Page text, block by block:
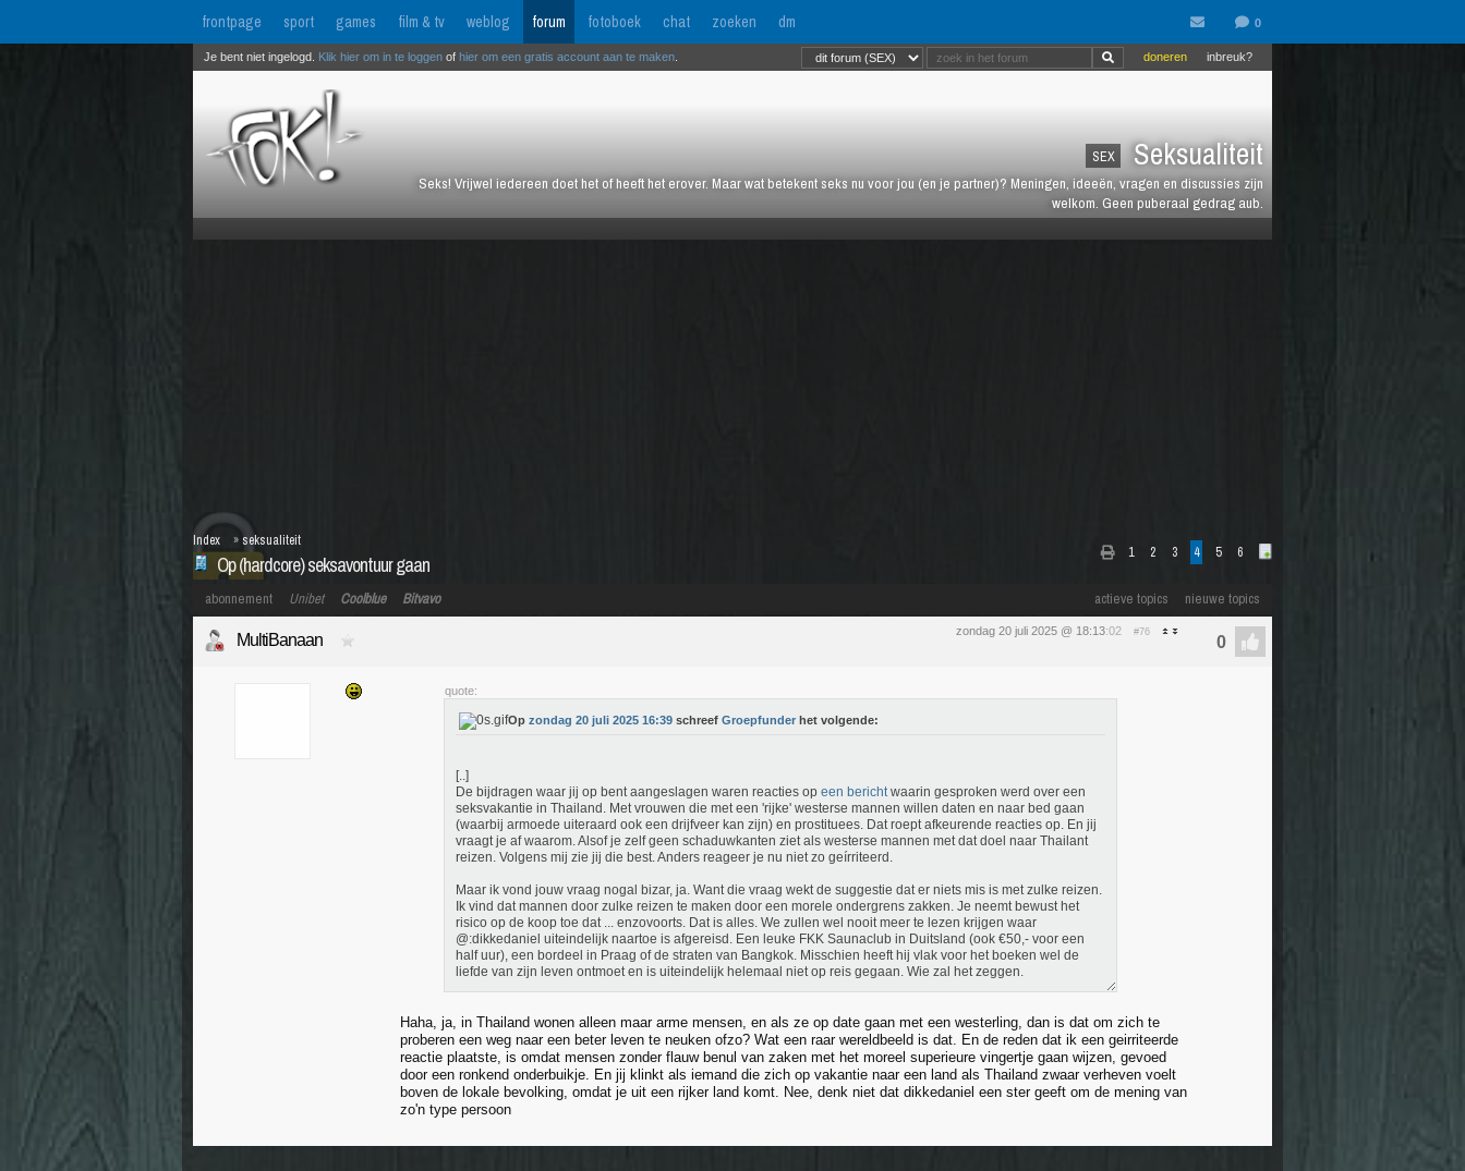
frontpage sport games film & tv weblog forum fotoboek chat zoeken dm
SEX Seksualiteit
Seks! Vrijwel iedereen doet het of heeft het erover. Maar wat betekent seks nu voor jou (en je partner)? Meningen, ideeën, vragen en discussies zijn
welkom. Geen puberaal gedrag aub.
inbreuk?
doneren
Je bent niet ingelogd. Klik hier om in te loggen of hier om een gratis account aan te maken
1 2 3 4 5 6
Op (hardcore) seksavontuur gaan
Index » seksualiteit
actieve topics nieuwe topics
abonnement Unibet Coolblue Bitvavo
zondag 20 juli 2025 @ 18:13:02 #76
MultiBanaan
quote:
Op zondag 20 juli 2025 16:39 schreef Groepfunder het volgende:
[..]
De bijdragen waar jij op bent aangeslagen waren reacties op een berichtwaarin gesproken werd over een
seksvakantie in Thailand. Met vrouwen die met een 'rijke' westerse mannen willen daten en naar bed gaan
(waarbij armoede uiteraard ook een drijfveer kan zijn) en prostituees. Dat roept afkeurende reacties op. En jij
vraagt je af waarom. Alsof je zelf geen schaduwkanten ziet als westerse mannen met dat doel naar Thailant
reizen. Volgens mij zie jij die best. Anders reageer je nu niet zo geírriteerd.
Maar ik vond jouw vraag nogal bizar, ja. Want die vraag wekt de suggestie dat er niets mis is met zulke reizen.
Ik vind dat mannen door zulke reizen te maken door een morele ondergrens zakken. Je neemt bewust het
risico op de koop toe dat ... enzovoorts. Dat is alles. We zullen wel nooit meer te lezen krijgen waar
@:dikkedaniel uiteindelijk naartoe is afgereisd. Een leuke FKK Saunaclub in Duitsland (ook €50,- voor een
half uur), een bordeel in Praag of de straten van Bangkok. Misschien heeft hij vlak voor het boeken wel de
liefde van zijn leven ontmoet en is uiteindelijk helemaal niet op reis gegaan. Wie zal het zeggen.
Haha, ja, in Thailand wonen alleen maar arme mensen, en als ze op date gaan met een westerling, dan is dat om zich te
proberen een weg naar een beter leven te neuken ofzo? Wat een raar wereldbeeld is dat. En de reden dat ik een geirriteerde
reactie plaatste, is omdat mensen zonder flauw benul van zaken met het moreel superieure vingertje gaan wijzen, gevoed
door een ronkend onderbuikje. En jij klinkt als iemand die zich op vakantie naar een land als Thailand zwaar verheven voelt
boven de lokale bevolking, omdat je uit een rijker land komt. Nee, denk niet dat dikkedaniel een ster geeft om de mening van
zo'n type persoon